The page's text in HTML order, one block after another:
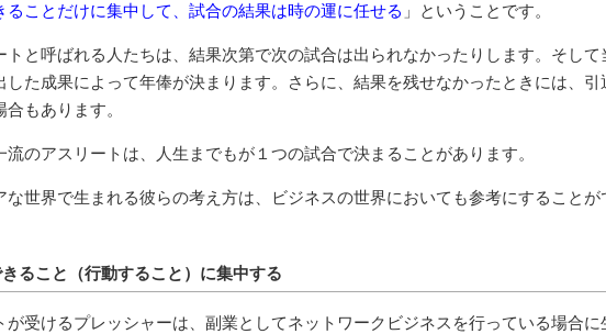
ることだけに集中して、試合の結果は時の運に任せる 」ということです。
トと呼ばれる人たちは、結果次第で次の試合は出られなかったりします。そして
した成果によって年俸が決まります。さらに、結果を残せなかったときには、引
もあります。
流のアスリートは、人生までもが１つの試合で決まることがあります。
な世界で生まれる彼らの考え方は、ビジネスの世界においても参考にすることが
ること（行動すること）に集中する
が受けるプレッシャーは、副業としてネットワークビジネスを行っている場合に